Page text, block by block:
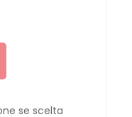
se scelta